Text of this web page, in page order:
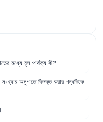
মধ্যে মূল পার্থক্য কী?
সংখ্যার অনুপাতে বিভক্ত করার পদ্ধতিকে